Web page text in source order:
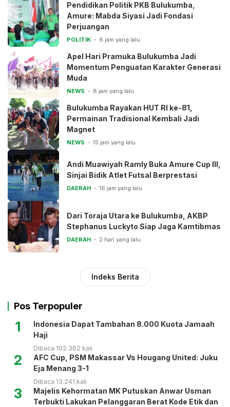
Pendidikan Politik PKB Bulukumba,
Amure: Mabda Siyasi Jadi Fondasi
Perjuangan
POLITIK 8 jam yang lalu
Apel Hari Pramuka Bulukumba Jadi
Momentum Penguatan Karakter Generasi
Muda
NEWS 8 jam yang lalu
Bulukumba Rayakan HUT RI ke-81,
Permainan Tradisional Kembali Jadi
Magnet
NEWS 15 jam yang lalu
Andi Muawiyah Ramly Buka Amure Cup III,
Sinjai Bidik Atlet Futsal Berprestasi
DAERAH 16 jam yang lalu
Dari Toraja Utara ke Bulukumba, AKBP
Stephanus Luckyto Siap Jaga Kamtibmas
DAERAH 2 hari yang lalu
Indeks Berita
Pos Terpopuler
1
Indonesia Dapat Tambahan 8.000 Kuota Jamaah
Haji
Dibaca 102.362 kali
2
AFC Cup, PSM Makassar Vs Hougang United: Juku
Eja Menang 3-1
Dibaca 13.241 kali
3
Majelis Kehormatan MK Putuskan Anwar Usman
Terbukti Lakukan Pelanggaran Berat Kode Etik dan